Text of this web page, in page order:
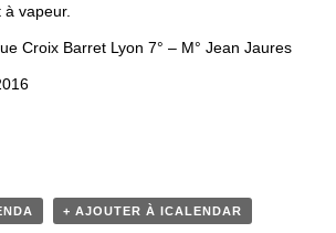
vapeur.
Croix Barret Lyon 7° – M° Jean Jaures
+ AJOUTER À ICALENDAR